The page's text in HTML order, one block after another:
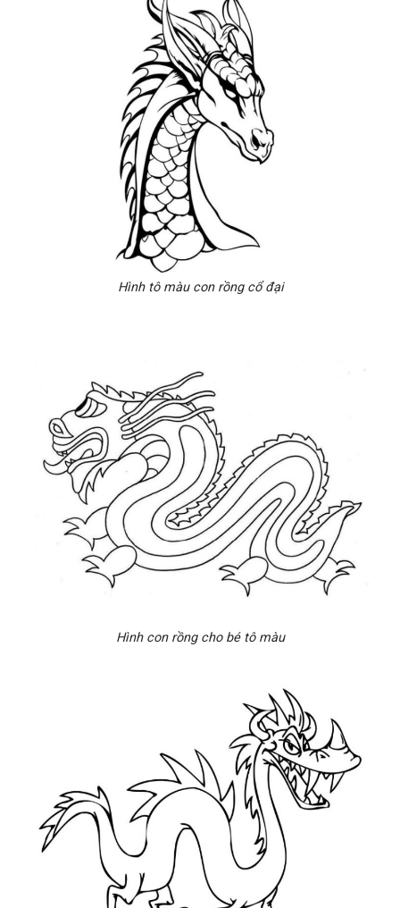
Hình tô màu con rồng cổ đại
Hình con rồng cho bé tô màu